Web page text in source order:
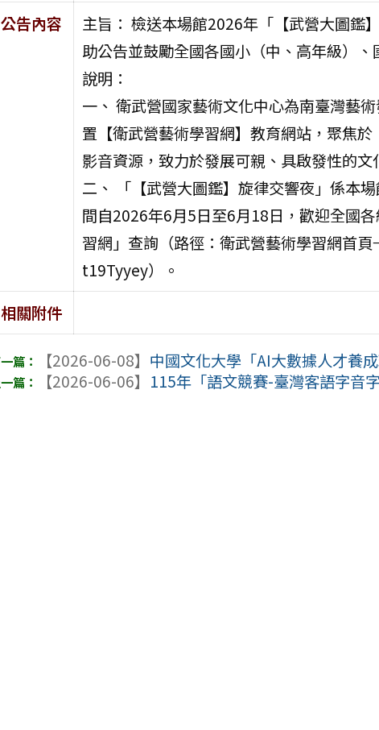
公告內容
主旨： 檢送本場館2026年「【武營大圖鑑
助公告並鼓勵全國各國小（中、高年級）
說明：
一、 衛武營國家藝術文化中心為南臺灣藝
置【衛武營藝術學習網】教育網站，聚焦
影音資源，致力於發展可親、具啟發性的
二、 「【武營大圖鑑】旋律交響夜」係本
間自2026年6月5日至6月18日，歡迎全國
習網」查詢（路徑：衛武營藝術學習網
t19Tyyey）。
相關附件
【2026-06-08】 中國文化大學「AI大數據人才養
【2026-06-06】 115年「語文競賽-臺灣客語字音